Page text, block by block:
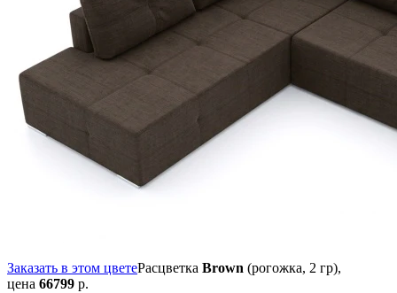
Заказать в этом цветеРасцветка Brown (рогожка, 2 гр),
цена 66799 р.